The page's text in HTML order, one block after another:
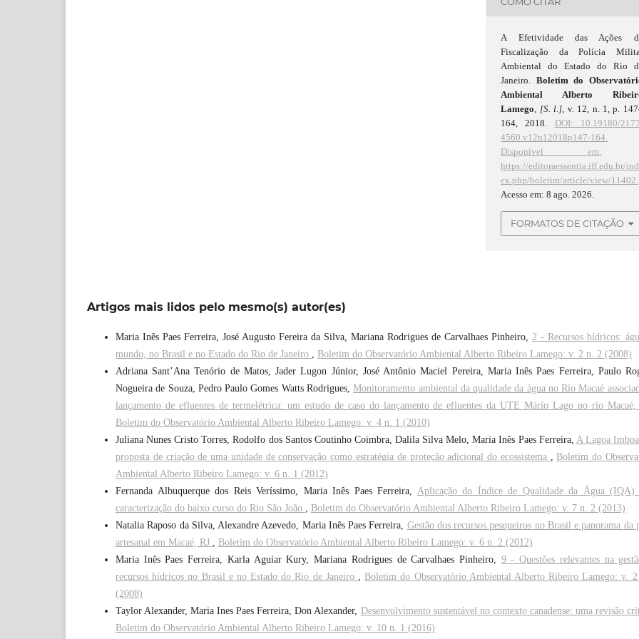
A Efetividade das Ações
Fiscalização da Polícia
Ambiental do Estado do Rio
Janeiro. Boletim do
Ambiental Alberto
Lamego, [S. l.], v. 12, n. 1, p.
164, 2018. DOI: 10.19180/
4560.v12n12018p147-164.
Disponível em:
https://editoraessentia.iff.edu.br/ind
ex.php/boletim/article/view/11402.
Acesso em: 8 ago. 2026.
FORMATOS DE CITAÇÃO
Artigos mais lidos pelo mesmo(s) autor(es)
Maria Inês Paes Ferreira, José Augusto Fereira da Silva, Mariana Rodrigues de Carvalhaes Pinheiro, 2 - Recursos hídricos:
mundo, no Brasil e no Estado do Rio de Janeiro
Boletim do Observatório Ambiental Alberto Ribeiro Lamego: v. 2 n. 2 (2008)
Adriana Sant’Ana Tenório de Matos, Jader Lugon Júnior, José Antônio Maciel Pereira, Maria Inês Paes Ferreira, Paulo
Nogueira de Souza, Pedro Paulo Gomes Watts Rodrigues, Monitoramento ambiental da qualidade da água no Rio Macaé
lançamento de efluentes de termelétrica: um estudo de caso do lançamento de efluentes da UTE Mário Lago no rio Macaé,
Boletim do Observatório Ambiental Alberto Ribeiro Lamego: v. 4 n. 1 (2010)
Juliana Nunes Cristo Torres, Rodolfo dos Santos Coutinho Coimbra, Dalila Silva Melo, Maria Inês Paes Ferreira, A Lagoa
proposta de criação de uma unidade de conservação como estratégia de proteção adicional do ecossistema
Boletim do
Ambiental Alberto Ribeiro Lamego: v. 6 n. 1 (2012)
Fernanda Albuquerque dos Reis Veríssimo, Maria Inês Paes Ferreira, Aplicação do Índice de Qualidade da Água (IQA)
caracterização do baixo curso do Rio São João
Boletim do Observatório Ambiental Alberto Ribeiro Lamego: v. 7 n. 2 (2013)
Natalia Raposo da Silva, Alexandre Azevedo, Maria Inês Paes Ferreira, Gestão dos recursos pesqueiros no Brasil e panorama da
artesanal em Macaé, RJ
Boletim do Observatório Ambiental Alberto Ribeiro Lamego: v. 6 n. 2 (2012)
Maria Inês Paes Ferreira, Karla Aguiar Kury, Mariana Rodrigues de Carvalhaes Pinheiro, 9 - Questões relevantes na
recursos hídricos no Brasil e no Estado do Rio de Janeiro
Boletim do Observatório Ambiental Alberto Ribeiro Lamego: v.
(2008)
Taylor Alexander, Maria Ines Paes Ferreira, Don Alexander, Desenvolvimento sustentável no contexto canadense: uma revisão
Boletim do Observatório Ambiental Alberto Ribeiro Lamego: v. 10 n. 1 (2016)